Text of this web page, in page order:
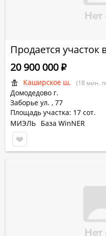
Продается участок
Каширское ш. (18 мин.
Домодедово г.
Заборье ул. , 77
Площадь участка: 17 сот.
20 900 000Р
МИЭЛЬ База WinNER